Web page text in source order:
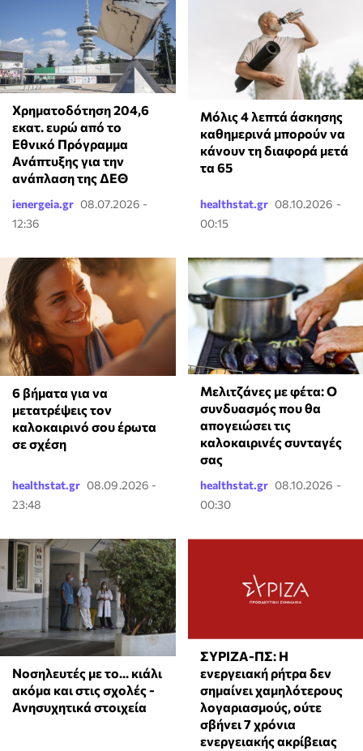
Χρηματοδότηση 204,6
εκατ. ευρώ από το
Εθνικό Πρόγραμμα
Ανάπτυξης για την
ανάπλαση της ΔΕΘ
ienergeia.gr 08.07.2026 -
12:36
Μόλις 4 λεπτά άσκησης
καθημερινά μπορούν να
κάνουν τη διαφορά μετά
τα 65
healthstat.gr 08.10.2026 -
00:15
6 βήματα για να
μετατρέψεις τον
καλοκαιρινό σου έρωτα
σε σχέση
healthstat.gr 08.09.2026 -
23:48
Μελιτζάνες με φέτα: Ο
συνδυασμός που θα
απογειώσει τις
καλοκαιρινές συνταγές
σας
healthstat.gr 08.10.2026 -
00:30
Νοσηλευτές με το... κιάλι
ακόμα και στις σχολές -
Ανησυχητικά στοιχεία
ΣΥΡΙΖΑ-ΠΣ: Η
ενεργειακή ρήτρα δεν
σημαίνει χαμηλότερους
λογαριασμούς, ούτε
σβήνει 7 χρόνια
ενεργειακής ακρίβειας